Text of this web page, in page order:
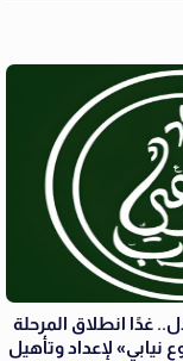
غدًا انطلاق المرحلة
نيابي» لإعداد وتأهيل